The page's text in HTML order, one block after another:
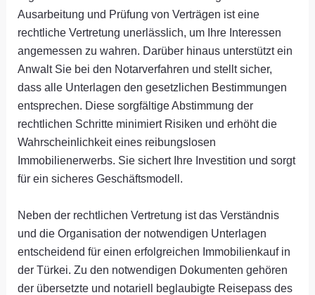
Ausarbeitung und Prüfung von Verträgen ist eine
rechtliche Vertretung unerlässlich, um Ihre Interessen
angemessen zu wahren. Darüber hinaus unterstützt ein
Anwalt Sie bei den Notarverfahren und stellt sicher,
dass alle Unterlagen den gesetzlichen Bestimmungen
entsprechen. Diese sorgfältige Abstimmung der
rechtlichen Schritte minimiert Risiken und erhöht die
Wahrscheinlichkeit eines reibungslosen
Immobilienerwerbs. Sie sichert Ihre Investition und sorgt
für ein sicheres Geschäftsmodell.
Neben der rechtlichen Vertretung ist das Verständnis
und die Organisation der notwendigen Unterlagen
entscheidend für einen erfolgreichen Immobilienkauf in
der Türkei. Zu den notwendigen Dokumenten gehören
der übersetzte und notariell beglaubigte Reisepass des